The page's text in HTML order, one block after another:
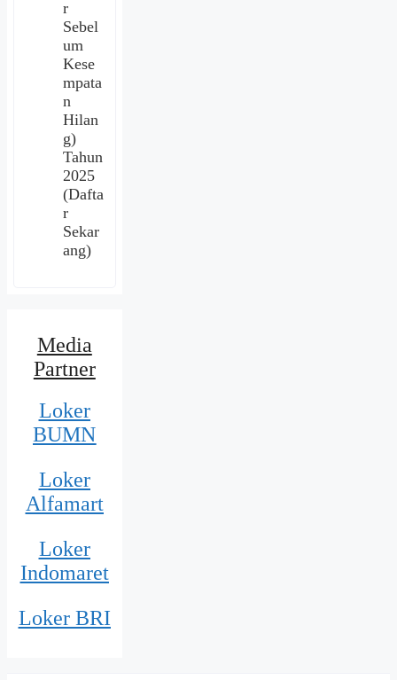
r
Sebel
um
Kese
mpata
n
Hilan
g)
Tahun
2025
(Dafta
r
Sekar
ang)
Media
Partner
Loker
BUMN
Loker
Alfamart
Loker
Indomaret
Loker BRI